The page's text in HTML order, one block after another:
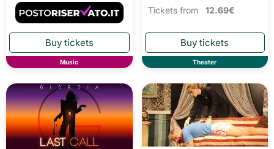
Music
Tickets from 12.69€
Theater